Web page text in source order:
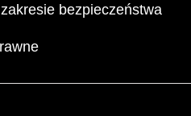
bezpieczeństwa